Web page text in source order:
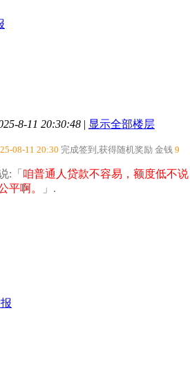
8-11 20:30:48 | 显示全部楼层
08-11 20:30 完成签到,获得随机奖励 金钱 9
:「 咱普通人贷款不容易，额度低不
平啊。​
」.